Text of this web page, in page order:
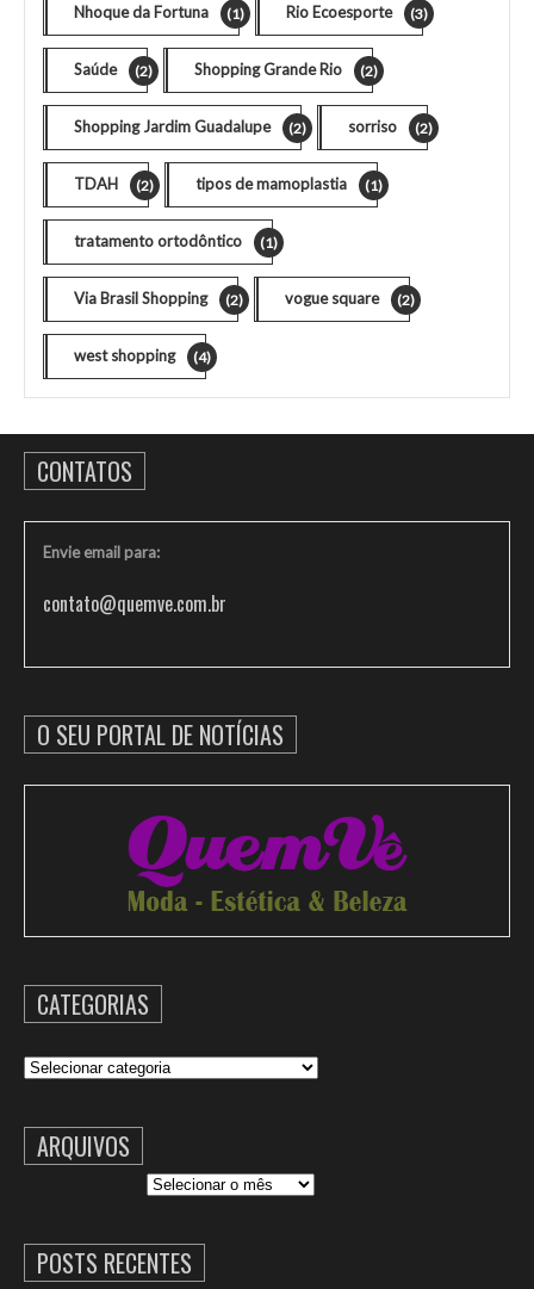
Nhoque da Fortuna (1) Rio Ecoesporte (3)
Saúde (2) Shopping Grande Rio (2)
Shopping Jardim Guadalupe (2) sorriso (2)
TDAH (2) tipos de mamoplastia (1)
tratamento ortodôntico (1)
Via Brasil Shopping (2) vogue square (2)
west shopping (4)
CONTATOS
Envie email para:
contato@quemve.com.br
O SEU PORTAL DE NOTÍCIAS
CATEGORIAS
Categorias
ARQUIVOS
POSTS RECENTES